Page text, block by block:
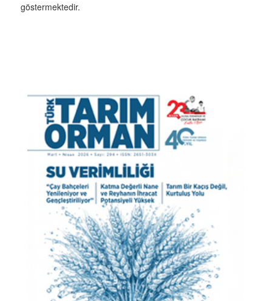
göstermektedir.